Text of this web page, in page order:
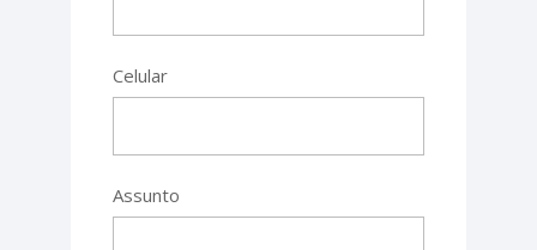
Celular
Assunto